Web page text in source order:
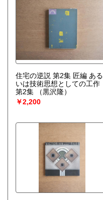
住宅の逆説 第2集 匠編 ある
いは技術思想としての工作
第2集
（黒沢隆）
￥2,200